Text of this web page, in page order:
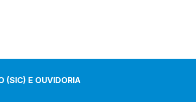
(SIC) E OUVIDORIA